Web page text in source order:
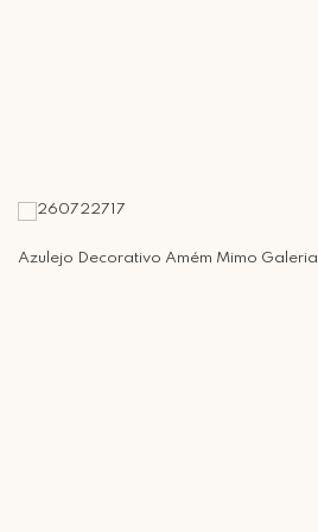
Azulejo Decorativo Amém Mimo Galeria